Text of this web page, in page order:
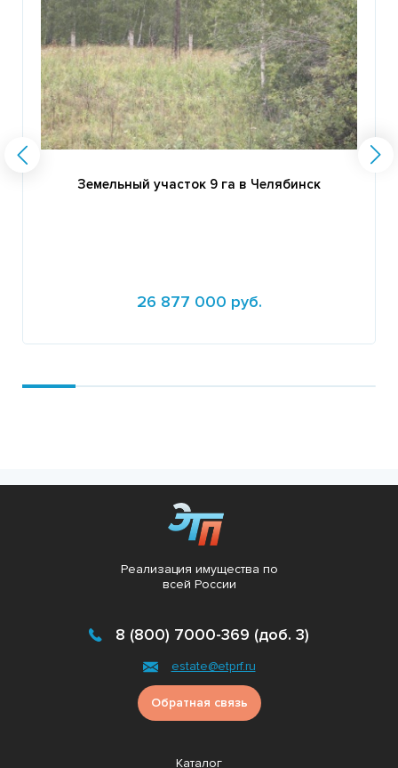
Земельный участок 9 га в Челябинск
26 877 000 руб.
Реализация имущества по
всей России
8 (800) 7000-369 (доб. 3)
estate@etprf.ru
Обратная связь
Каталог